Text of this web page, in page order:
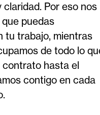
Por eso nos
puedas
tu trabajo, mientras
de todo lo
contrato hasta el
contigo en cada